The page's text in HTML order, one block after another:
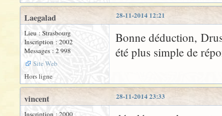
28-11-2014 12:21
Laegalad
Lieu : Strasbourg
Inscription : 2002
Messages : 2 998
Site Web
Bonne déduction,
été plus simple de
Hors ligne
28-11-2014 23:33
vincent
Inscription : 2000